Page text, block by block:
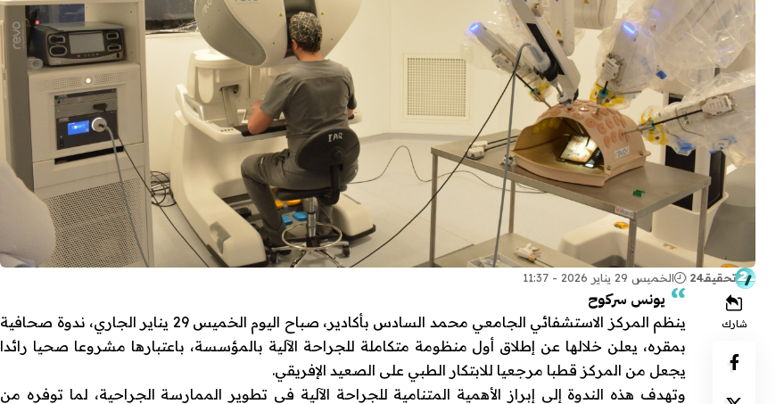
تحقيقـ24 الخميس 29 يناير 2026 - 11:37
شارك
يونس سركوح
ينظم المركز الاستشفائي الجامعي محمد السادس بأكادير، صباح اليوم الخميس 29 يناير الجاري، ندوة صحافية
بمقره، يعلن خلالها عن إطلاق أول منظومة متكاملة للجراحة الآلية بالمؤسسة، باعتبارها مشروعا صحيا رائدا
يجعل من المركز قطبا مرجعيا للابتكار الطبي على الصعيد الإفريقي.
وتهدف هذه الندوة إلى إبراز الأهمية المتنامية للجراحة الآلية في تطوير الممارسة الجراحية، لما توفره من